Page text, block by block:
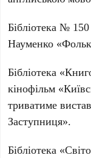
Бібліотека № 150
Науменко
Бібліотека
кінофільм
триватиме
Заступниця».
Бібліотека